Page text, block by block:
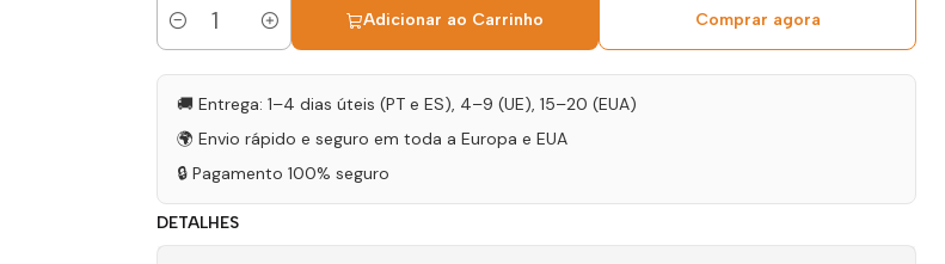
Quantidade
Adicionar ao Carrinho Comprar agora
🚚 Entrega: 1–4 dias úteis (PT e ES), 4–9 (UE), 15–20 (EUA)
🌍 Envio rápido e seguro em toda a Europa e EUA
🔒 Pagamento 100% seguro
DETALHES